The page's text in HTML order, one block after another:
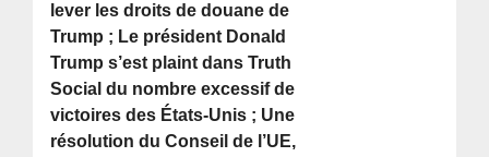
lever les droits de douane de
Trump ; Le président Donald
Trump s’est plaint dans Truth
Social du nombre excessif de
victoires des États-Unis ; Une
résolution du Conseil de l’UE,